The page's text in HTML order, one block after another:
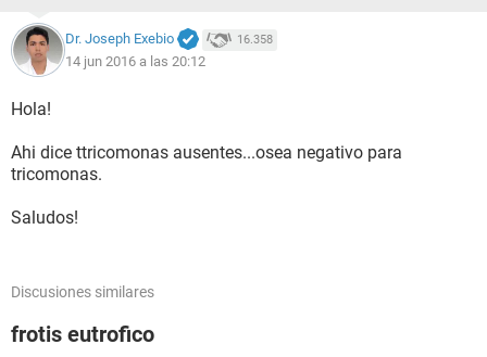
Dr. Joseph Exebio 16.358
14 jun 2016 a las 20:12
Hola!
Ahi dice ttricomonas ausentes...osea negativo para
tricomonas.
Saludos!
Discusiones similares
frotis eutrofico